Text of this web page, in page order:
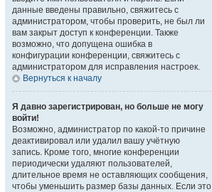
данные введены правильно, свяжитесь с
администратором, чтобы проверить, не был ли
вам закрыт доступ к конференции. Также
возможно, что допущена ошибка в
конфигурации конференции, свяжитесь с
администратором для исправления настроек.
Вернуться к началу
Я давно зарегистрирован, но больше не могу
войти!
Возможно, администратор по какой-то причине
деактивировал или удалил вашу учётную
запись. Кроме того, многие конференции
периодически удаляют пользователей,
длительное время не оставляющих сообщения,
чтобы уменьшить размер базы данных. Если это